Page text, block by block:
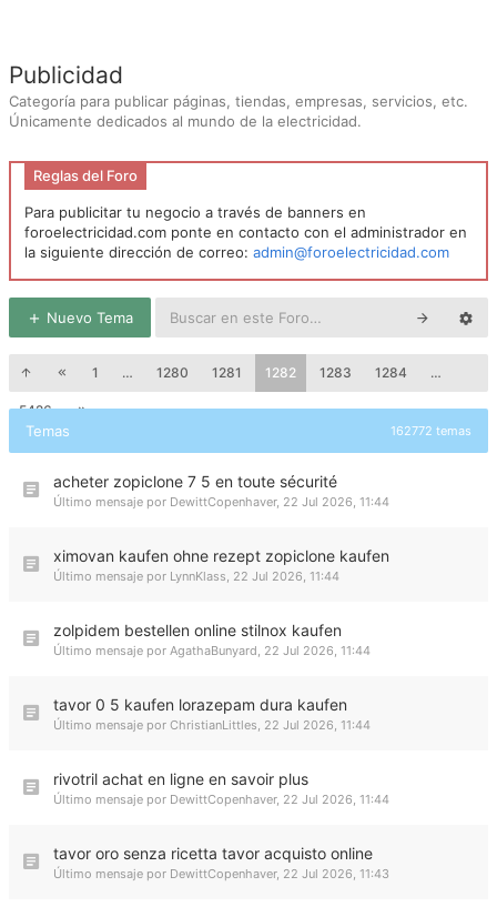
Publicidad
Categoría para publicar páginas, tiendas, empresas, servicios, etc.
Únicamente dedicados al mundo de la electricidad.
Reglas del Foro
Para publicitar tu negocio a través de banners en
foroelectricidad.com ponte en contacto con el administrador en
la siguiente dirección de correo: admin@foroelectricidad.com
Nuevo Tema
1 … 1280 1281 1282 1283 1284 …
5426
Temas 162772 temas
acheter zopiclone 7 5 en toute sécurité
Último mensaje por DewittCopenhaver, 22 Jul 2026, 11:44
ximovan kaufen ohne rezept zopiclone kaufen
Último mensaje por LynnKlass, 22 Jul 2026, 11:44
zolpidem bestellen online stilnox kaufen
Último mensaje por AgathaBunyard, 22 Jul 2026, 11:44
tavor 0 5 kaufen lorazepam dura kaufen
Último mensaje por ChristianLittles, 22 Jul 2026, 11:44
rivotril achat en ligne en savoir plus
Último mensaje por DewittCopenhaver, 22 Jul 2026, 11:44
tavor oro senza ricetta tavor acquisto online
Último mensaje por DewittCopenhaver, 22 Jul 2026, 11:43